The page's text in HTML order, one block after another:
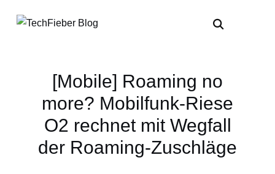
[Mobile] Roaming no
more? Mobilfunk-Riese
O2 rechnet mit Wegfall
der Roaming-Zuschläge